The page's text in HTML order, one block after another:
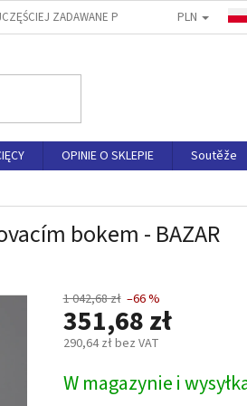
ZADAWANE PYTANIA PLN
OPINIE O SKLEPIE
Soutěže
bokem - BAZAR
1 042,68 zł –66 %
351,68 zł
290,64 zł bez VAT
jednostkowa:
W magazynie i